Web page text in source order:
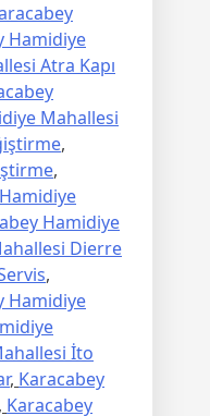
Hamidiye
Atra Kapı
Mahallesi
,
,
Hamidiye
Dierre
,
Hamidiye
İto
, Karacabey
, Karacabey